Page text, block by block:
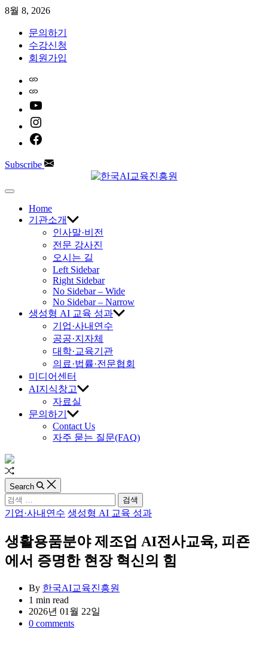
Skip
content
8월 8, 2026
문의하기
수강신청
회원가입
Subscribe
한
국
진
원
Off
CanvasHome
기관소개
인사말·비전
전문 강사진
오시는 길
Left Sidebar
Right Sidebar
No Sidebar – Wide
No Sidebar – Narrow
생성형 AI 교육 성과
기업·사내연수
공공·지자체
대학·교육기관
의료·법률·전문협회
미디어센터
AI지식창고
자료실
문의하기
Contact Us
자주 묻는 질문(FAQ)
Random
Article
Search
검
색:
Categories
기업·사내연수 생성형 AI 교육 성과
생활용품분야 제조업 AI전사교육, 피죤
에서 증명한 현장 혁신의 힘
By 한국AI교육진흥원
Estimated
read
time
1 min read
2026년 01월 22일
0 comments